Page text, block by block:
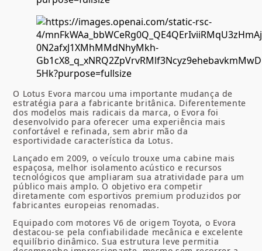
O Lotus Evora marcou uma importante mudança de
estratégia para a fabricante britânica. Diferentemente
dos modelos mais radicais da marca, o Evora foi
desenvolvido para oferecer uma experiência mais
confortável e refinada, sem abrir mão da
esportividade característica da Lotus.
Lançado em 2009, o veículo trouxe uma cabine mais
espaçosa, melhor isolamento acústico e recursos
tecnológicos que ampliaram sua atratividade para um
público mais amplo. O objetivo era competir
diretamente com esportivos premium produzidos por
fabricantes europeias renomadas.
Equipado com motores V6 de origem Toyota, o Evora
destacou-se pela confiabilidade mecânica e excelente
equilíbrio dinâmico. Sua estrutura leve permitia